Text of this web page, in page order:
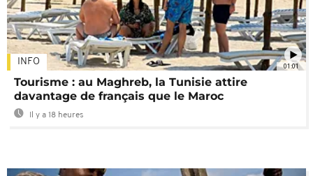
01:01
INFO
Tourisme : au Maghreb, la Tunisie attire
davantage de français que le Maroc
Il y a 18 heures